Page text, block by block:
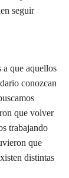
seguir
a que aquellos
conozcan
que volver
trabajando
que
distintas